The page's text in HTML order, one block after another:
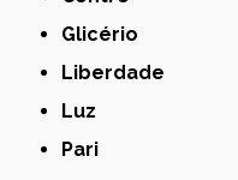
Glicério
Liberdade
Luz
Pari